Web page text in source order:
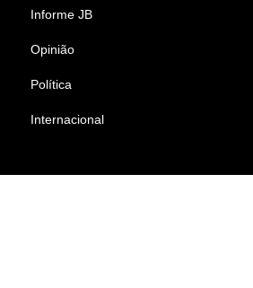
Informe JB
Opinião
Política
Internacional